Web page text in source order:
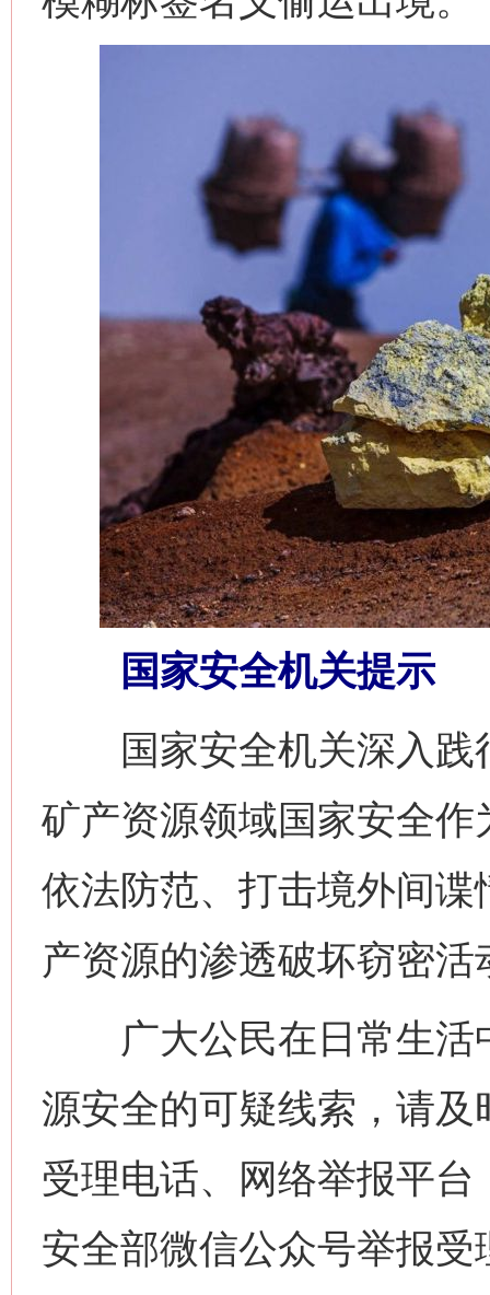
国家安全机关提示
国家安全机关深入践
矿产资源领域国家安全
依法防范、打击境外间
产资源的渗透破坏窃密
广大公民在日常生活
源安全的可疑线索，请
受理电话、网络举报平
安全部微信公众号举报
网上购药对药下症？